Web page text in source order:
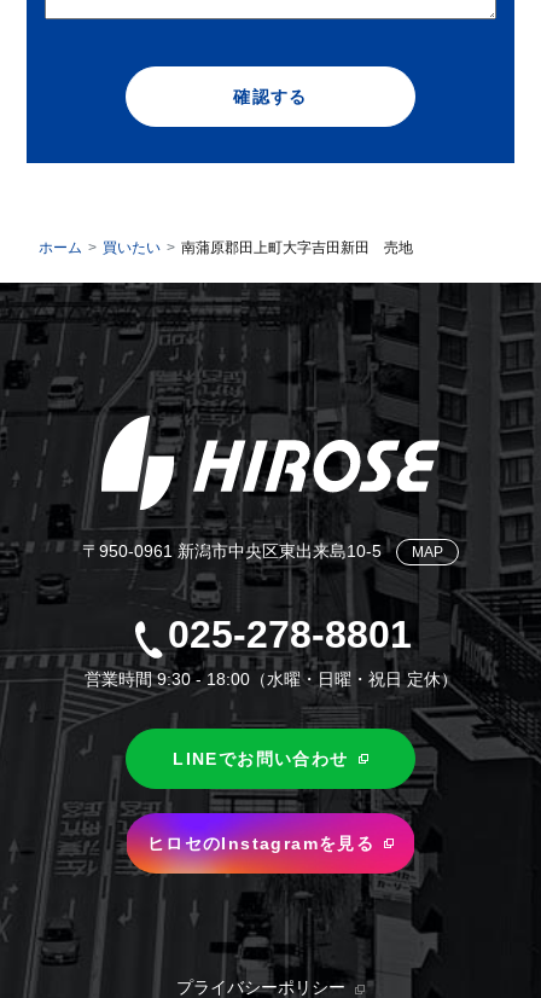
確認する
ホーム 買いたい 南蒲原郡田上町大字吉田新田 売地
〒950-0961 新潟市中央区東出来島10-5 MAP
025-278-8801
営業時間 9:30 - 18:00（水曜・日曜・祝日 定休）
LINEでお問い合わせ
ヒロセのInstagramを見る
プライバシーポリシー